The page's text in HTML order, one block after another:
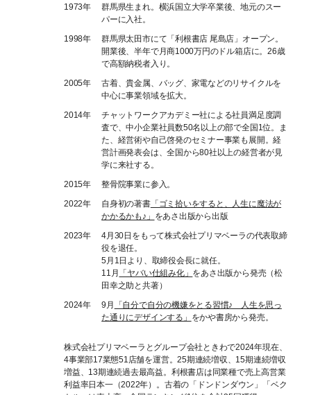
1973年
群馬県生まれ。横浜国立大学卒業後、地元のスー
パーに入社。
1998年
群馬県太田市にて「利根書店 尾島店」オープン。
開業後、半年で月商1000万円のドル箱店に。26歳
で高額納税者入り。
2005年
古着、貴金属、バッグ、家電などのリサイクルを
中心に事業領域を拡大。
2014年
チャットワークアカデミー社による社員満足度調
査で、中小企業社員数50名以上の部で全国1位。ま
た、経営術や自己啓発のセミナー事業も展開。経
営計画発表会は、全国から80社以上の経営者が見
学に来社する。
2015年
整骨院事業に参入。
2022年
自身初の著書「ゴミ拾いをすると、人生に魔法が
かかるかも♪」 をあさ出版から出版
2023年
4月30日をもって株式会社プリマベーラの代表取締
役を退任。
5月1日より、取締役会長に就任。
11月
「ヤバい仕組み化」 をあさ出版から発売（松
田幸之助と共著）
2024年
9月
「自分で自分の機嫌をとる習慣♪ 人生を思っ
た通りにデザインする」 をかや書房から発売。
株式会社プリマベーラとグループ会社ときわで2024年現在、
4事業部17業態51店舗を運営。25期連続増収、15期連続増収
増益、13期連続過去最高益。利根書店は同業種で売上高営業
利益率日本一（2022年）。古着の「ドンドンダウン」「ベク